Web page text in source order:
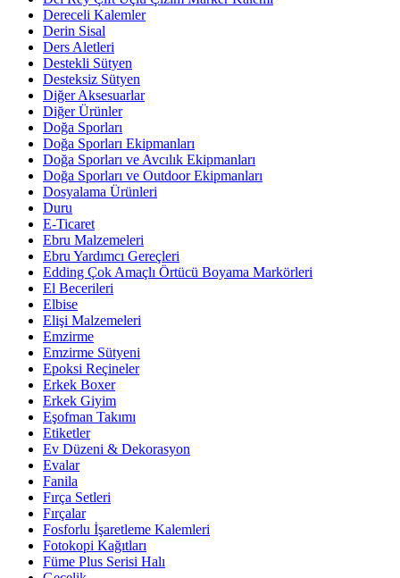
Dereceli Kalemler
Derin Sisal
Ders Aletleri
Destekli Sütyen
Desteksiz Sütyen
Diğer Aksesuarlar
Diğer Ürünler
Doğa Sporları
Doğa Sporları Ekipmanları
Doğa Sporları ve Avcılık Ekipmanları
Doğa Sporları ve Outdoor Ekipmanları
Dosyalama Ürünleri
Duru
E-Ticaret
Ebru Malzemeleri
Ebru Yardımcı Gereçleri
Edding Çok Amaçlı Örtücü Boyama Markörleri
El Becerileri
Elbise
Elişi Malzemeleri
Emzirme
Emzirme Sütyeni
Epoksi Reçineler
Erkek Boxer
Erkek Giyim
Eşofman Takımı
Etiketler
Ev Düzeni & Dekorasyon
Evalar
Fanila
Fırça Setleri
Fırçalar
Fosforlu İşaretleme Kalemleri
Fotokopi Kağıtları
Füme Plus Serisi Halı